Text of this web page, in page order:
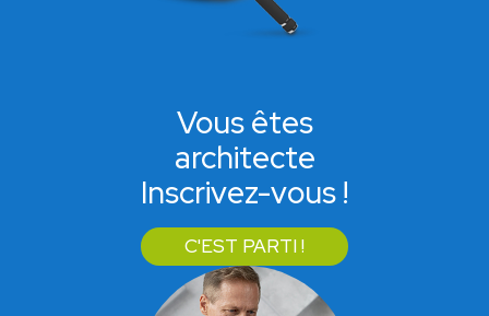
Vous êtes
architecte
Inscrivez-vous !
C'EST PARTI !